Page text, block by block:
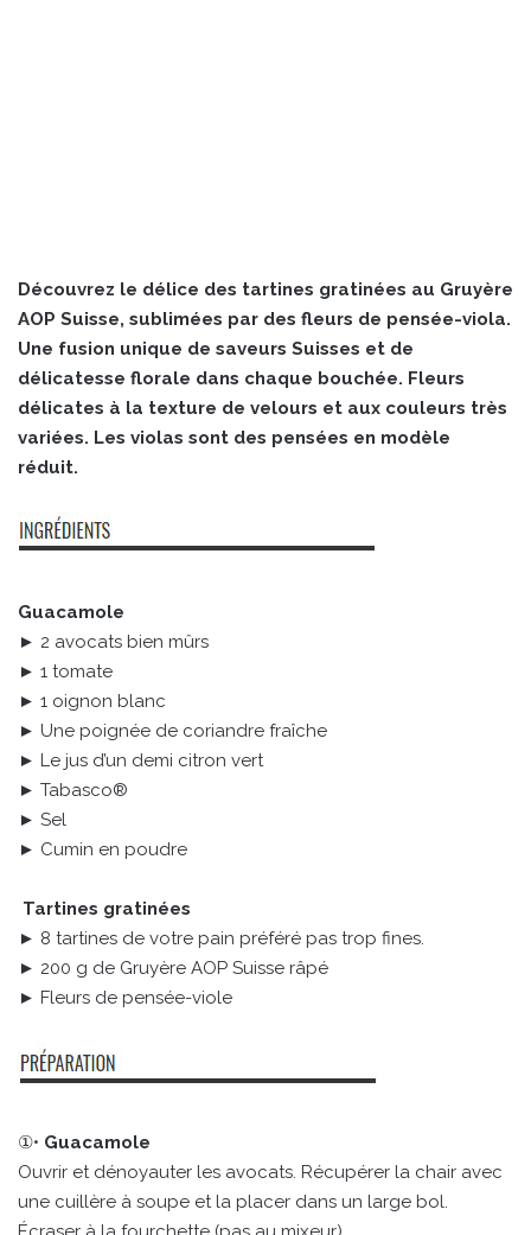
Découvrez le délice des tartines gratinées au Gruyère
AOP Suisse, sublimées par des fleurs de pensée-viola.
Une fusion unique de saveurs Suisses et de
délicatesse florale dans chaque bouchée. Fleurs
délicates à la texture de velours et aux couleurs très
variées. Les violas sont des pensées en modèle
réduit.
Guacamole
► 2 avocats bien mûrs
► 1 tomate
► 1 oignon blanc
► Une poignée de coriandre fraîche
► Le jus d’un demi citron vert
► Tabasco®
► Sel
► Cumin en poudre
Tartines gratinées
► 8 tartines de votre pain préféré pas trop fines.
► 200 g de Gruyère AOP Suisse râpé
► Fleurs de pensée-viole
①• Guacamole
Ouvrir et dénoyauter les avocats. Récupérer la chair avec
une cuillère à soupe et la placer dans un large bol.